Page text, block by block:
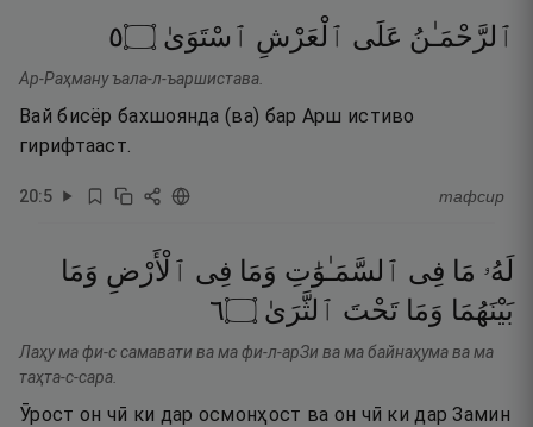
ٱلرَّحْمَـٰنُ عَلَى ٱلْعَرْشِ ٱسْتَوَىٰ ۝٥
Ар-Раҳману ъала-л-ъаршистава.
Вай бисёр бахшоянда (ва) бар Арш истиво
гирифтааст.
20:5 тафсир
لَهُۥ مَا فِى ٱلسَّمَـٰوَٰتِ وَمَا فِى ٱلْأَرْضِ وَمَا
بَيْنَهُمَا وَمَا تَحْتَ ٱلثَّرَىٰ ۝٦
Лаҳу ма фи-с самавати ва ма фи-л-арЗи ва ма байнаҳума ва ма
таҳта-с-сара.
Ӯрост он чӣ ки дар осмонҳост ва он чӣ ки дар Замин